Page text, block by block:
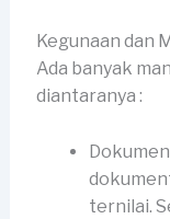
Kegunaan dan
Ada banyak
diantaranya :
ternilai.